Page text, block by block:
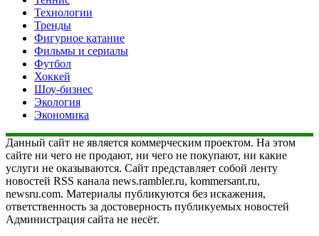
Технологии
Тренды
Фигурное катание
Фильмы и сериалы
Футбол
Хоккей
Шоу-бизнес
Экология
Экономика
Данный сайт не является коммерческим проектом. На этом
сайте ни чего не продают, ни чего не покупают, ни какие
услуги не оказываются. Сайт представляет собой ленту
новостей RSS канала news.rambler.ru, kommersant.ru,
newsru.com. Материалы публикуются без искажения,
ответственность за достоверность публикуемых новостей
Администрация сайта не несёт.